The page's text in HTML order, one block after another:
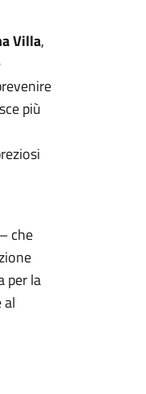
Villa,
più
– che
per la
al